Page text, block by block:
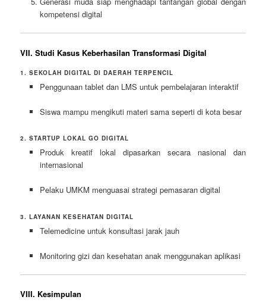
kompetensi digital
VII. Studi Kasus Keberhasilan Transformasi Digital
1. SEKOLAH DIGITAL DI DAERAH TERPENCIL
Penggunaan tablet dan LMS untuk pembelajaran interaktif
Siswa mampu mengikuti materi sama seperti di kota besar
2. STARTUP LOKAL GO DIGITAL
Produk kreatif lokal dipasarkan secara nasional dan
internasional
Pelaku UMKM menguasai strategi pemasaran digital
3. LAYANAN KESEHATAN DIGITAL
Telemedicine untuk konsultasi jarak jauh
Monitoring gizi dan kesehatan anak menggunakan aplikasi
VIII. Kesimpulan